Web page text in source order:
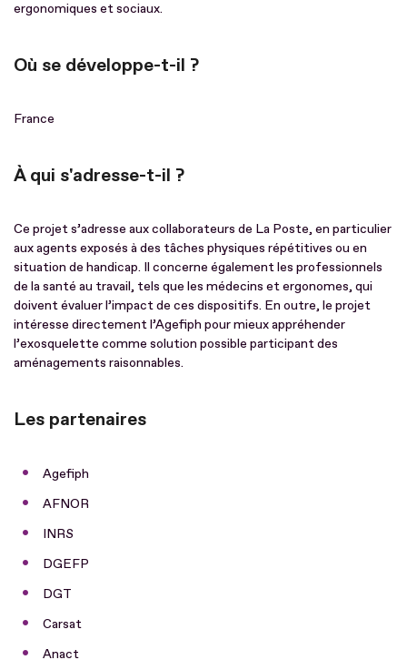
ergonomiques et sociaux.
Où se développe-t-il ?
France
À qui s'adresse-t-il ?
Ce projet s’adresse aux collaborateurs de La Poste, en particulier
aux agents exposés à des tâches physiques répétitives ou en
situation de handicap. Il concerne également les professionnels
de la santé au travail, tels que les médecins et ergonomes, qui
doivent évaluer l’impact de ces dispositifs. En outre, le projet
intéresse directement l’Agefiph pour mieux appréhender
l’exosquelette comme solution possible participant des
aménagements raisonnables.
Les partenaires
Agefiph
AFNOR
INRS
DGEFP
DGT
Carsat
Anact